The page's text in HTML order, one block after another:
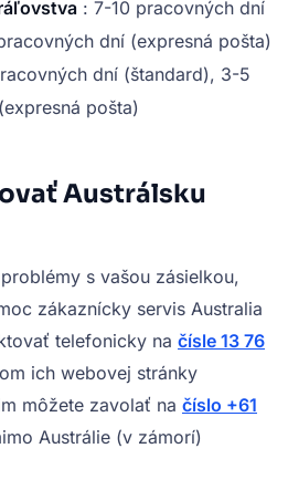
: 7-10 pracovných dní
dní (expresná pošta)
dní (štandard), 3-5
pošta)
Austrálsku
s vašou zásielkou,
zákaznícky servis Australia
telefonicky na čísle 13 76
ich webovej stránky
môžete zavolať na číslo +61
Austrálie (v zámorí)